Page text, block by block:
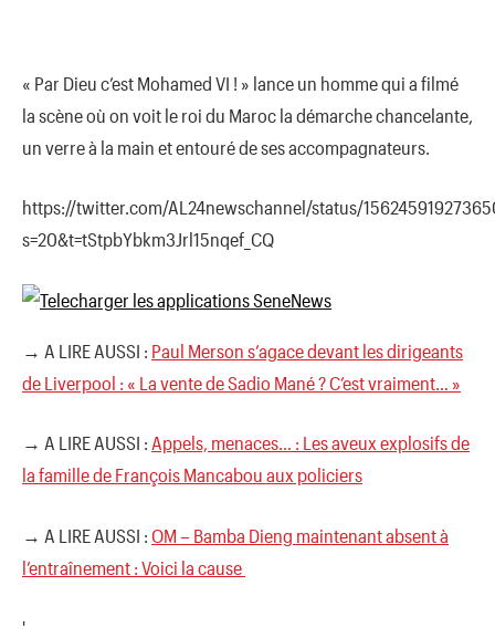
« Par Dieu c’est Mohamed VI ! » lance un homme qui a filmé
la scène où on voit le roi du Maroc la démarche chancelante,
un verre à la main et entouré de ses accompagnateurs.
https://twitter.com/AL24newschannel/status/
s=20&t=tStpbYbkm3Jrl15nqef_CQ
→ A LIRE AUSSI : Paul Merson s’agace devant les dirigeants
de Liverpool : « La vente de Sadio Mané ? C’est vraiment… »
→ A LIRE AUSSI : Appels, menaces… : Les aveux explosifs de
la famille de François Mancabou aux policiers
→ A LIRE AUSSI : OM – Bamba Dieng maintenant absent à
l’entraînement : Voici la cause
'